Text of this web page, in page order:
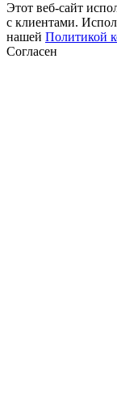
Этот веб-сайт
с клиентами.
нашей Политикой
Согласен